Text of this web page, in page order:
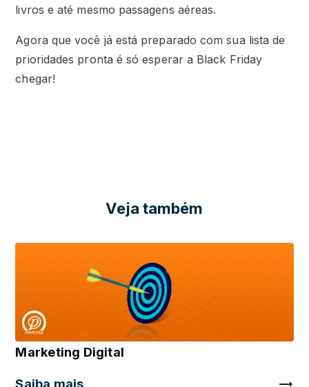
livros e até mesmo passagens aéreas.
Agora que você já está preparado com sua lista de
prioridades pronta é só esperar a Black Friday
chegar!
Veja também
Marketing Digital